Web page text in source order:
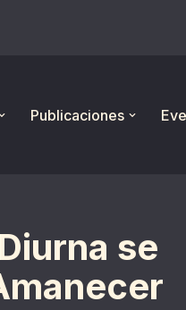
Publicaciones
se